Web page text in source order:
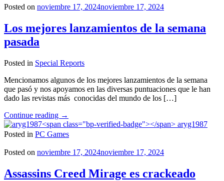
de
Posted on noviembre 17, 2024noviembre 17, 2024
Los mejores lanzamientos de la semana
pasada
Posted in Special Reports
Mencionamos algunos de los mejores lanzamientos de la semana
que pasó y nos apoyamos en las diversas puntuaciones que le han
dado las revistas más conocidas del mundo de los […]
Continue reading "Los
mejores
lanzamientos
la
pasada"
→
aryg1987
Posted in PC Games
Posted on noviembre 17, 2024noviembre 17, 2024
Assassins Creed Mirage es crackeado